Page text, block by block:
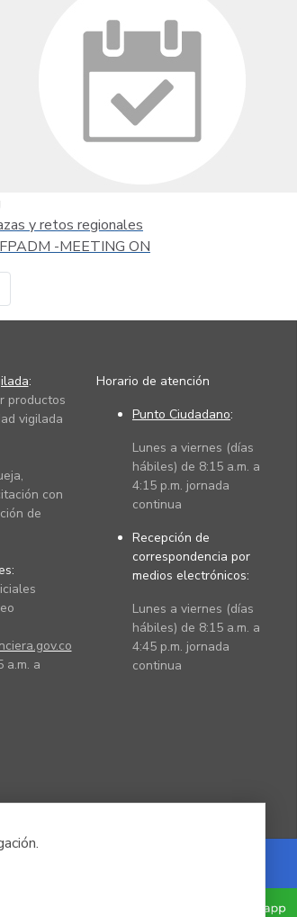
y retos regionales
-MEETING ON
:
productos
vigilada
con
de
a.m. a
Horario de atención
Punto Ciudadano:
Lunes a viernes (días
hábiles) de 8:15 a.m. a
4:15 p.m. jornada
continua
Recepción de
correspondencia por
medios electrónicos:
Lunes a viernes (días
hábiles) de 8:15 a.m. a
4:45 p.m. jornada
continua
Powered by Nexura